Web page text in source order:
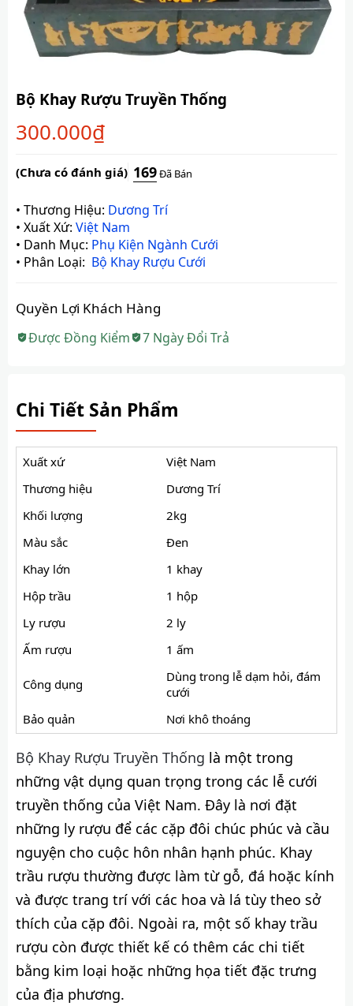
Bộ Khay Rượu Truyền Thống
(Chưa có đánh giá) 169Đã Bán
300.000₫
• Thương Hiệu: Dương Trí
• Xuất Xứ: Việt Nam
• Danh Mục: Phụ Kiện Ngành Cưới
• Phân Loại: Bộ Khay Rượu Cưới
Quyền Lợi Khách Hàng
Được Đồng Kiểm 7 Ngày Đổi Trả
Chi Tiết Sản Phẩm
Xuất xứ
Việt Nam
Thương hiệu
Dương Trí
Khối lượng
2kg
Màu sắc
Đen
Khay lớn
1 khay
Hộp trầu
1 hộp
Ly rượu
2 ly
Ấm rượu
1 ấm
Công dụng
Dùng trong lễ dạm hỏi, đám
cưới
Bảo quản
Nơi khô thoáng
Bộ Khay Rượu Truyền Thống là một trong
những vật dụng quan trọng trong các lễ cưới
truyền thống của Việt Nam. Đây là nơi đặt
những ly rượu để các cặp đôi chúc phúc và cầu
nguyện cho cuộc hôn nhân hạnh phúc. Khay
trầu rượu thường được làm từ gỗ, đá hoặc kính
và được trang trí với các hoa và lá tùy theo sở
thích của cặp đôi. Ngoài ra, một số khay trầu
rượu còn được thiết kế có thêm các chi tiết
bằng kim loại hoặc những họa tiết đặc trưng
của địa phương.